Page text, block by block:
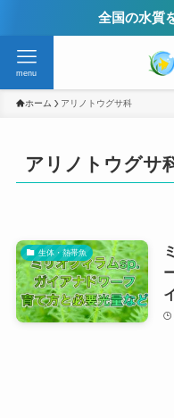
全国の水質
menu
ホーム アリノトウグサ科
アリノトウグサ
生体・熱帯魚